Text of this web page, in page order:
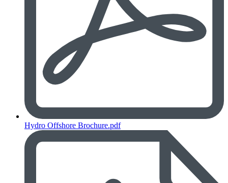
Hydro Offshore Brochure.pdf